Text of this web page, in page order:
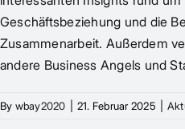
Geschäftsbeziehung und die
Zusammenarbeit. Außerdem
andere Business Angels und
By wbay2020 21. Februar 2025